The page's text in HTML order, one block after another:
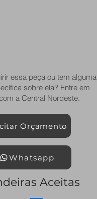
essa peça ou tem alguma
sobre ela? Entre em
a Central Nordeste.
Orçamento
Whatsapp
Aceitas